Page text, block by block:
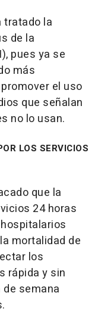
tratado la
de la
pues ya se
más
el uso
que señalan
no lo usan.
LOS SERVICIOS
que la
24 horas
mortalidad de
los
rápida y sin
semana